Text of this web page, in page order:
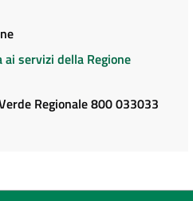
ai servizi della Regione
Regionale 800 033033